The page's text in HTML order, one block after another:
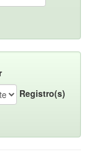
Registro(s)